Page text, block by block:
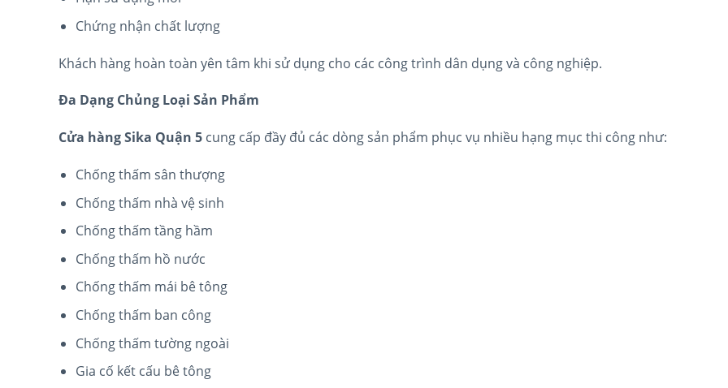
Chứng nhận chất lượng
Khách hàng hoàn toàn yên tâm khi sử dụng cho các công trình dân dụng và công nghiệp.
Đa Dạng Chủng Loại Sản Phẩm
Cửa hàng Sika Quận 5 cung cấp đầy đủ các dòng sản phẩm phục vụ nhiều hạng mục thi công như:
Chống thấm sân thượng
Chống thấm nhà vệ sinh
Chống thấm tầng hầm
Chống thấm hồ nước
Chống thấm mái bê tông
Chống thấm ban công
Chống thấm tường ngoài
Gia cố kết cấu bê tông